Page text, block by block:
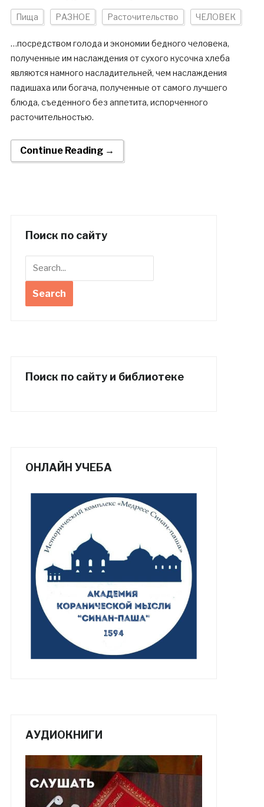
Пища РАЗНОЕ Расточительство ЧЕЛОВЕК
…посредством голода и экономии бедного человека,
полученные им наслаждения от сухого кусочка хлеба
являются намного насладительней, чем наслаждения
падишаха или богача, полученные от самого лучшего
блюда, съеденного без аппетита, испорченного
расточительностью.
Continue Reading →
Поиск по сайту
Поиск по сайту и библиотеке
ОНЛАЙН УЧЕБА
АУДИОКНИГИ